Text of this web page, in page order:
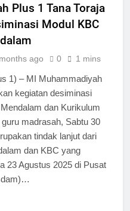
Plus 1 Tana Toraja
Modul KBC
ago 0 1 mins
1) – MI Muhammadiyah
kegiatan desiminasi
dan Kurikulum
madrasah, Sabtu 30
tindak lanjut dari
dan KBC yang
23 Agustus 2025 di Pusat